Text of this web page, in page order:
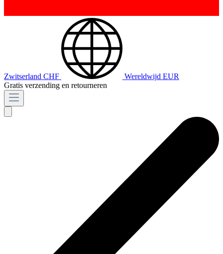
Zwitserland CHF Wereldwijd EUR
Gratis verzending en retourneren